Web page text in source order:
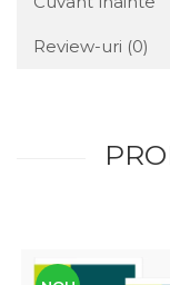
Review-uri (0)